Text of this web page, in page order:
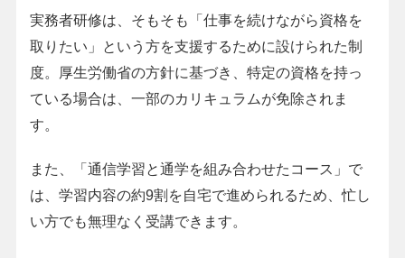
実務者研修は、そもそも「仕事を続けながら資格を
取りたい」という方を支援するために設けられた制
度。厚生労働省の方針に基づき、特定の資格を持っ
ている場合は、一部のカリキュラムが免除されま
す。
また、「通信学習と通学を組み合わせたコース」で
は、学習内容の約9割を自宅で進められるため、忙し
い方でも無理なく受講できます。